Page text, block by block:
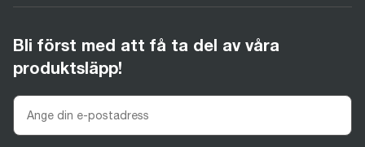
Bli först med att få ta del av våra
produktsläpp!